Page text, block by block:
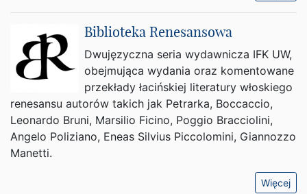
Biblioteka Renesansowa
Dwujęzyczna seria wydawnicza IFK UW,
obejmująca wydania oraz komentowane
przekłady łacińskiej literatury włoskiego
renesansu autorów takich jak Petrarka, Boccaccio,
Leonardo Bruni, Marsilio Ficino, Poggio Bracciolini,
Angelo Poliziano, Eneas Silvius Piccolomini, Giannozzo
Manetti.
Więcej